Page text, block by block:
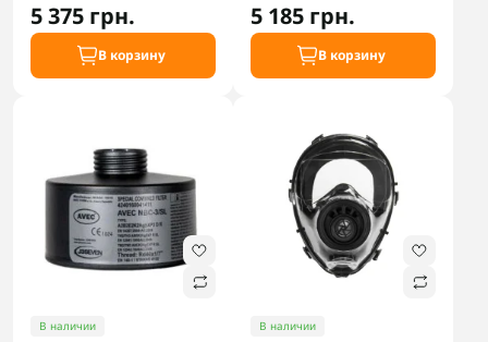
5 375 грн.
В корзину
5 185 грн.
В корзину
В наличии В наличии